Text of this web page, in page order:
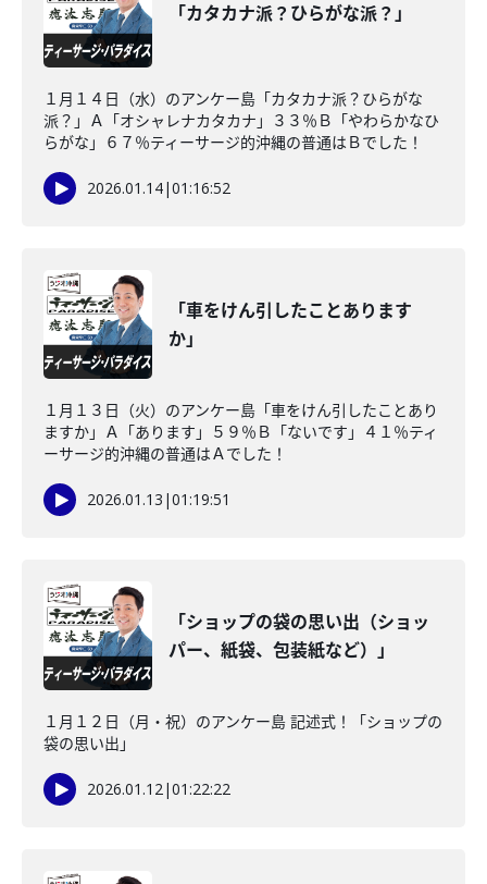
「カタカナ派？ひらがな派？」
１月１４日（水）のアンケー島「カタカナ派？ひらがな
派？」Ａ「オシャレナカタカナ」３３％Ｂ「やわらかなひ
らがな」６７％ティーサージ的沖縄の普通はＢでした！
2026.01.14|01:16:52
「車をけん引したことあります
か」
１月１３日（火）のアンケー島「車をけん引したことあり
ますか」Ａ「あります」５９％Ｂ「ないです」４１％ティ
ーサージ的沖縄の普通はＡでした！
2026.01.13 |01:19:51
「ショップの袋の思い出（ショッ
パー、紙袋、包装紙など）」
１月１２日（月・祝）のアンケー島 記述式！「ショップの
袋の思い出」
2026.01.12|01:22:22